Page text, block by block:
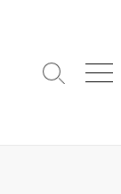
検
メ